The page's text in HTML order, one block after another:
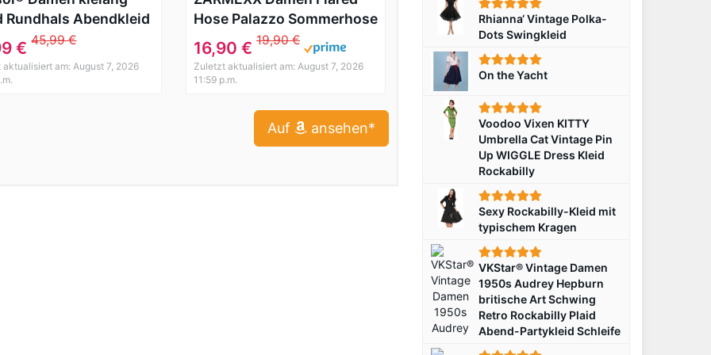
Rundhals Abendkleid
50er Jahr
Partykleid
Gr.36-46
€45,99 €
aktualisiert am: August 7, 2026
Hose Palazzo Sommerhose
Marlenehose Patchwork-
Print
16,90 € 19,90 €
Zuletzt aktualisiert am: August 7, 2026
11:59 p.m.
Auf ansehen*
Rhianna‘ Vintage Polka-
Dots Swingkleid
On the Yacht
Voodoo Vixen KITTY
Umbrella Cat Vintage Pin
Up WIGGLE Dress Kleid
Rockabilly
Sexy Rockabilly-Kleid mit
typischem Kragen
VKStar® Vintage Damen
1950s Audrey Hepburn
britische Art Schwing
Retro Rockabilly Plaid
Abend-Partykleid Schleife